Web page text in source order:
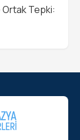
Ortak Tepki: